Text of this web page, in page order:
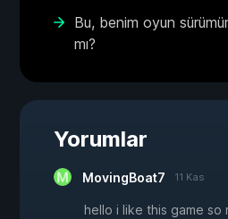
Bu, benim oyun
mı?
Yorumlar
MovingBoat7 11 Kas
hello i like this game so